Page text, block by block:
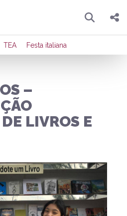
Pesquisar
Compartilhar
TEA Festa italiana
–
LIVROS E